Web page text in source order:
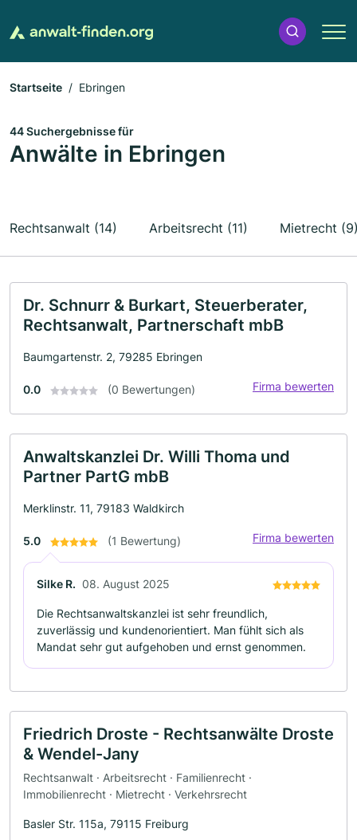
Startseite Ebringen
44 Suchergebnisse für
Anwälte in Ebringen
Rechtsanwalt (14) Arbeitsrecht (11) Mietrecht
Dr. Schnurr & Burkart, Steuerberater,
Rechtsanwalt, Partnerschaft mbB
Baumgartenstr. 2, 79285 Ebringen
0.0 (0 Bewertungen) Firma bewerten
Anwaltskanzlei Dr. Willi Thoma und
Partner PartG mbB
Merklinstr. 11, 79183 Waldkirch
5.0 (1 Bewertung) Firma bewerten
Silke R. 08. August 2025
Die Rechtsanwaltskanzlei ist sehr freundlich,
zuverlässig und kundenorientiert. Man fühlt sich als
Mandat sehr gut aufgehoben und ernst genommen.
Friedrich Droste - Rechtsanwälte Droste
& Wendel-Jany
Rechtsanwalt · Arbeitsrecht · Familienrecht ·
Immobilienrecht · Mietrecht · Verkehrsrecht
Basler Str. 115a, 79115 Freiburg